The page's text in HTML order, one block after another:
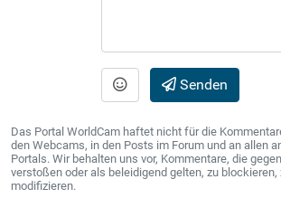
Senden
Das Portal WorldCam haftet nicht für die
den Webcams, in den Posts im Forum und an allen
Portals. Wir behalten uns vor, Kommentare, die
verstoßen oder als beleidigend gelten, zu blockieren,
modifizieren.